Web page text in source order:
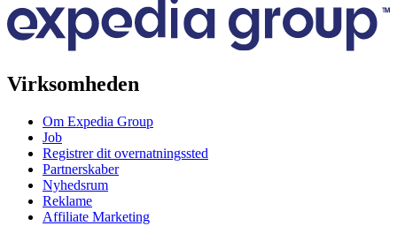
Virksomheden
Om Expedia Group
Job
Registrer dit overnatningssted
Partnerskaber
Nyhedsrum
Reklame
Affiliate Marketing